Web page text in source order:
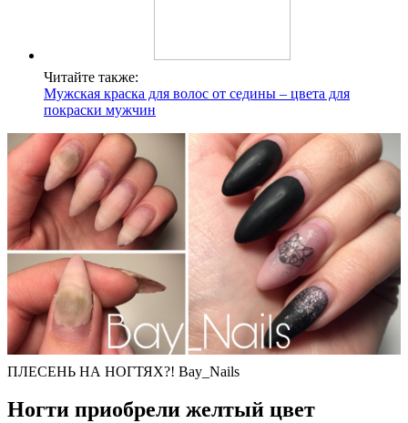
Читайте также:
Мужская краска для волос от седины – цвета для
покраски мужчин
ПЛЕСЕНЬ НА НОГТЯХ?! Bay_Nails
Ногти приобрели желтый цвет